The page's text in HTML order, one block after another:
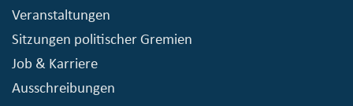
Veranstaltungen
Sitzungen politischer Gremien
Job & Karriere
Ausschreibungen